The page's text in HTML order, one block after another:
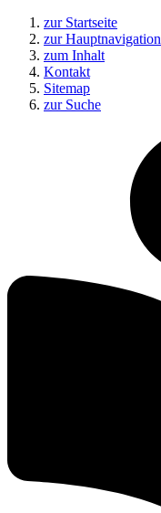
zur Startseite
zur Hauptnavigation
zum Inhalt
Kontakt
Sitemap
zur Suche